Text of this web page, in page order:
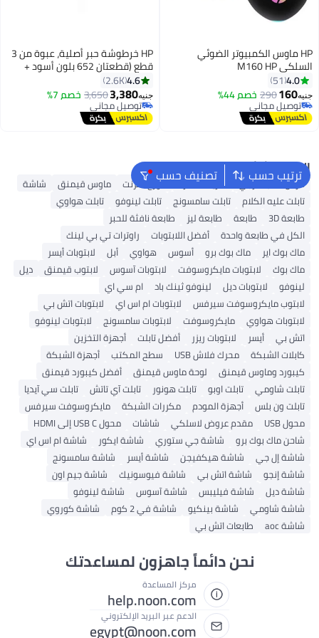
HP ماوس الكمبيوتر الضوئي
السلكي M160 HP
4.0
51
جنيه160
290 خصم 44%
توصيل مجاني
توصيل مجاني
HP خرطوشة حبر أصلية، عبوة من 3
قطع (قطعتان 652 بلون أسود +
قطعة 652 ثلاثية الألوان)
4.6
2.6K
جنيه3,380
3,650خصم 7%
توصيل مجاني
توصيل مجاني
ترتيب حسب تصنيف حسب البحث الشائع
قرص صلب خارجي شريحة ذاكرة موزع انترنت ماوس قيمنق
شاشة
تابلت عليه الكلام
تابلت سامسونج تابلت لينوفو
تابلت هواوي
طابعة 3D
طابعة طابعة ليز
طابعة نافثة للحبر
الكل في طابعة واحدة
أفضل اللابتوبات
راوترات تي بي لينك
ماك بوك اير
ماك بوك برو أسوس هواوي أبل
لابتوبات أيسر
ماك بوك
لابتوبات مايكروسوفت لابتوبات آسوس لابتوب قيمنق
ديل
لينوفو
لابتوبات ديل لينوفو ثينك باد
ام سي اي
لابتوب مايكروسوفت سيرفس
لابتوبات ام اس اي
لابتوبات اتش بي
لابتوبات هواوي
مايكروسوفت لابتوبات سامسونج
لابتوبات لينوفو
اتش بي
أيسر لابتوبات ريزر أفضل تابلت
أجهزة التخزين
كابلات الشبكة
محرك فلاش USB سطح المكتب
أجهزة الشبكة
كيبورد وماوس قيمنق
لوحة ماوس قيمنق
أفضل كيبورد قيمنق
تابلت شاومي
تابلت اوبو تابلت هونور تابلت آي تاتش
تابلت سي آيديا
تابلت ون بلس
أجهزة المودم مكررات الشبكة
مايكروسوفت سيرفس
محول USB
مقدم عروض لاسلكي شاشات
محول USB C إلى HDMI
شاحن ماك بوك برو
شاشة جي ستوري شاشة ايكور
شاشة ام اس اي
شاشة إل جي
شاشة هيكفيجن شاشة أيسر
شاشة سامسونج
شاشة إنجو
شاشة اتش بي شاشة فيوسونيك
شاشة جيم اون
شاشة ديل
شاشة فيليبس شاشة آسوس
شاشة لينوفو
شاشة شاومي
شاشة بينكيو شاشة في 2 كوم
شاشة كوروي
شاشة aoc
طابعات اتش بي
نحن دائماً جاهزون لمساعدتك
مركز المساعدة
help.noon.com
الدعم عبر البريد الإلكتروني
egypt@noon.com